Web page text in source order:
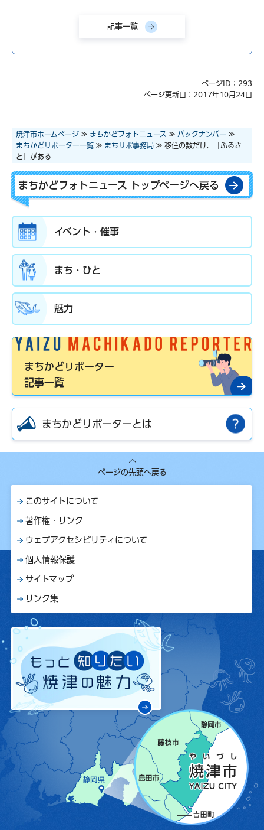
記事一覧
ページID：293
ページ更新日：2017年10月24日
焼津市ホームページ ≫ まちかどフォトニュース ≫ バックナンバー ≫
まちかどリポーター一覧 ≫ まちリポ事務局 ≫ 移住の数だけ、「ふるさ
と」がある
まちかどフォトニュース トップページへ戻る
イベント・催事
まち・ひと
魅力
まちかどリポーター
記事一覧
まちかどリポーターとは
ページの先頭へ戻る
このサイトについて
著作権・リンク
ウェブアクセシビリティについて
個人情報保護
サイトマップ
リンク集